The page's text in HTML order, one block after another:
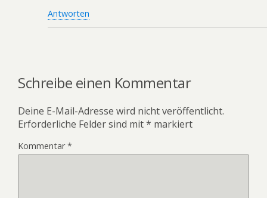
Antworten
Schreibe einen Kommentar
Deine E-Mail-Adresse wird nicht veröffentlicht.
Erforderliche Felder sind mit* markiert
Kommentar*